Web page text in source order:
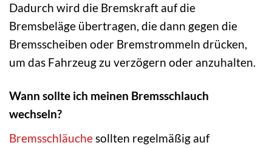
Dadurch wird die Bremskraft auf die
Bremsbeläge übertragen, die dann gegen die
Bremsscheiben oder Bremstrommeln drücken,
um das Fahrzeug zu verzögern oder anzuhalten.
Wann sollte ich meinen Bremsschlauch
wechseln?
Bremsschläuchesollten regelmäßig auf